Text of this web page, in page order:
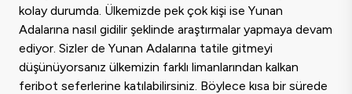
kolay durumda. Ülkemizde pek çok kişi ise Yunan
Adalarına nasıl gidilir şeklinde araştırmalar yapmaya devam
ediyor. Sizler de Yunan Adalarına tatile gitmeyi
düşünüyorsanız ülkemizin farklı limanlarından kalkan
feribot seferlerine katılabilirsiniz. Böylece kısa bir sürede